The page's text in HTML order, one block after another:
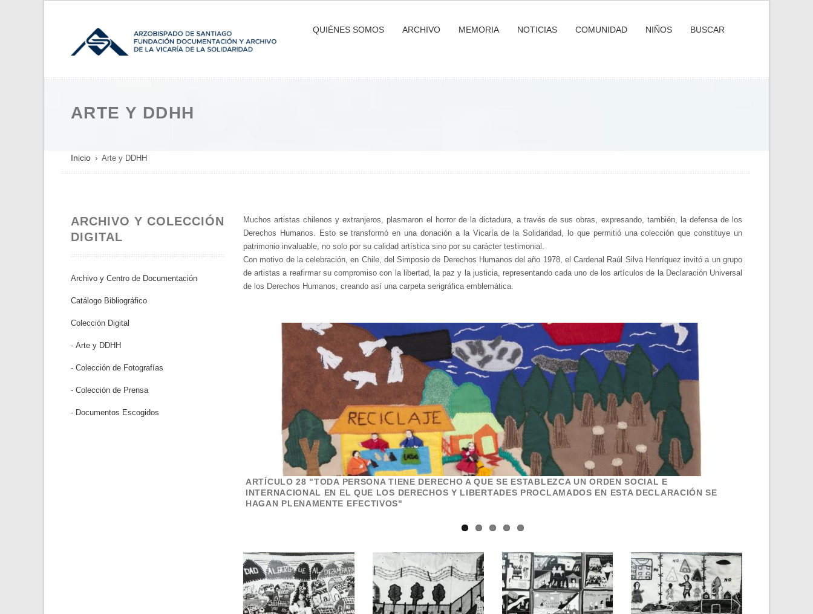
QUIÉNES SOMOS ARCHIVO MEMORIA NOTICIAS COMUNIDAD NIÑOS BUSCAR
ARTE Y DDHH
SOBRESCRIBIR
ENLACES
A
LA
NAVEGACIÓN
Inicio Arte y DDHH
ARCHIVO Y COLECCIÓN
DIGITAL
Archivo y Centro de Documentación
Catálogo Bibliográfico
Colección Digital
- Arte y DDHH
- Colección de Fotografías
- Colección de Prensa
- Documentos Escogidos
Muchos artistas chilenos y extranjeros, plasmaron el horror de la dictadura, a través de sus obras, expresando, también, la defensa de los
Derechos Humanos. Esto se transformó en una donación a la Vicaría de la Solidaridad, lo que permitió una colección que constituye un
patrimonio invaluable, no solo por su calidad artística sino por su carácter testimonial.
Con motivo de la celebración, en Chile, del Simposio de Derechos Humanos del año 1978, el Cardenal Raúl Silva Henríquez invitó a un grupo
de artistas a reafirmar su compromiso con la libertad, la paz y la justicia, representando cada uno de los artículos de la Declaración Universal
de los Derechos Humanos, creando así una carpeta serigráfica emblemática.
ARTÍCULO 28 "TODA PERSONA TIENE DERECHO A QUE SE ESTABLEZCA UN ORDEN SOCIAL E
INTERNACIONAL EN EL QUE LOS DERECHOS Y LIBERTADES PROCLAMADOS EN ESTA DECLARACIÓN SE
HAGAN PLENAMENTE EFECTIVOS"